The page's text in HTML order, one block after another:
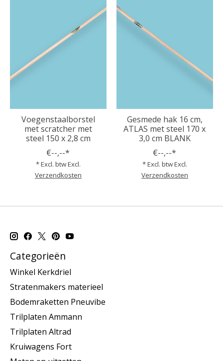
Voegenstaalborstel
met scratcher met
steel 150 x 2,8 cm
€--,--*
* Excl. btw Excl.
Verzendkosten
Gesmede hak 16 cm,
ATLAS met steel 170 x
3,0 cm BLANK
€--,--*
* Excl. btw Excl.
Verzendkosten
Categorieën
Winkel Kerkdriel
Stratenmakers materieel
Bodemraketten Pneuvibe
Trilplaten Ammann
Trilplaten Altrad
Kruiwagens Fort